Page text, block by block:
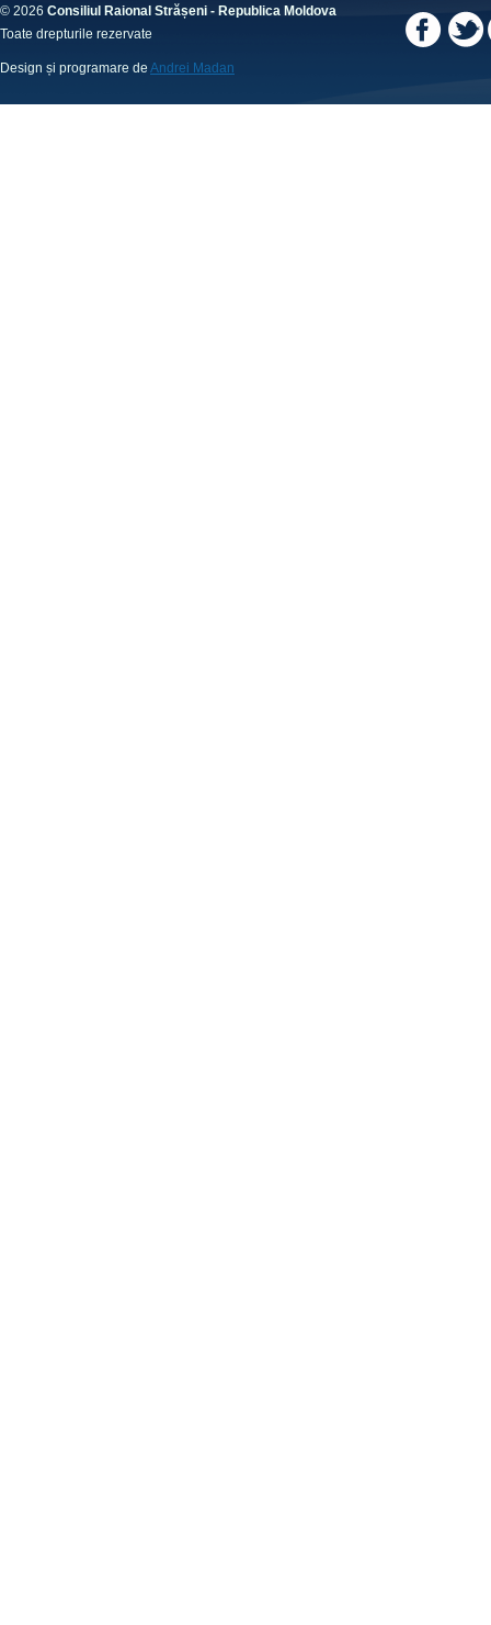
© 2026 Consiliul Raional Strășeni - Republica Moldova
Toate drepturile rezervate
Design și programare de Andrei Madan